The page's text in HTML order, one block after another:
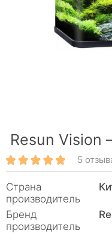
Resun Vision
5
Страна
производитель
Бренд
производитель